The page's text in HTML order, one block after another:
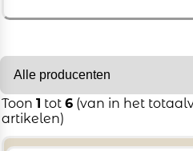
Toon 1 tot 6 (van in het
artikelen)